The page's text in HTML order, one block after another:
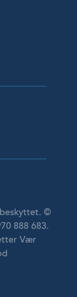
©
888 683.
Vær